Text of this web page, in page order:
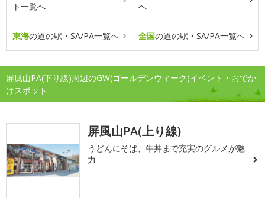
ト一覧へ
へ
東海の道の駅・SA/PA一覧へ 全国の道の駅・SA/PA一覧へ
屏風山PA(下り線)周辺のGW(ゴールデンウィーク)イベント・おでか
けスポット
屏風山PA(上り線)
うどんにそば、牛丼まで充実のグルメが魅
力